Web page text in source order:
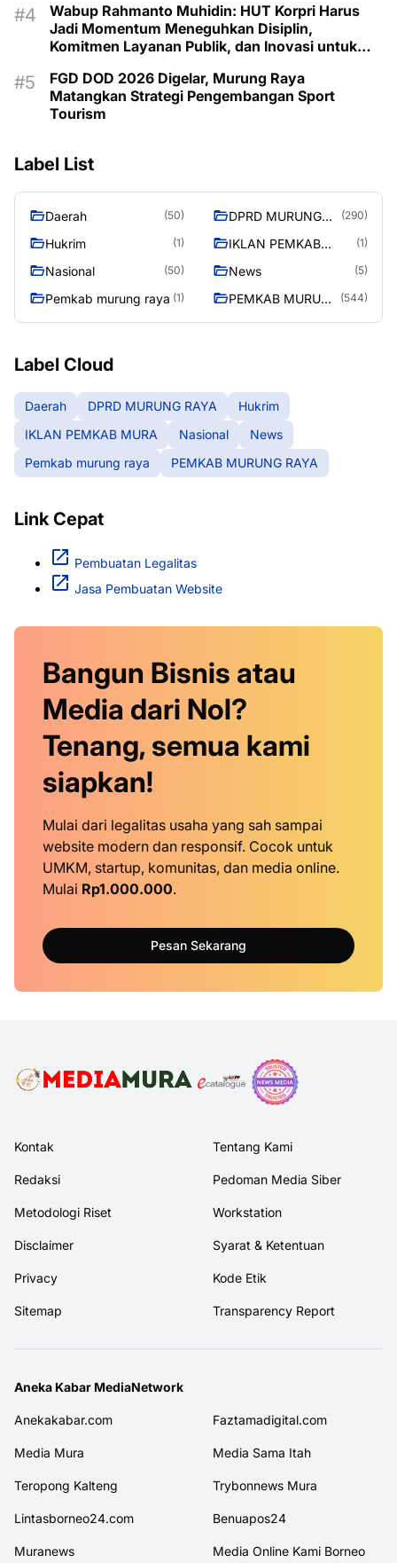
Wabup Rahmanto Muhidin: HUT Korpri Harus
Jadi Momentum Meneguhkan Disiplin,
Komitmen Layanan Publik, dan Inovasi untuk
FGD DOD 2026 Digelar, Murung Raya
Matangkan Strategi Pengembangan Sport
Tourism
Label List
Daerah (50)
DPRD MURUNG
(290)
Hukrim (1)
IKLAN PEMKAB
(1)
Nasional (50) News (5)
Pemkab murung raya (1)
PEMKAB MURUNG
(544)
Label Cloud
Daerah DPRD MURUNG RAYA
Hukrim
IKLAN PEMKAB MURA
Nasional
News
Pemkab murung raya
PEMKAB MURUNG RAYA
Link Cepat
Pembuatan Legalitas
Jasa Pembuatan Website
Bangun Bisnis atau
Media dari Nol?
Tenang, semua kami
siapkan!
Mulai dari legalitas usaha yang sah sampai
website modern dan responsif. Cocok untuk
UMKM, startup, komunitas, dan media online.
Mulai Rp1.000.000.
Pesan Sekarang
Kontak Tentang Kami
Redaksi Pedoman Media Siber
Metodologi Riset Workstation
Disclaimer Syarat & Ketentuan
Privacy Kode Etik
Sitemap Transparency Report
Aneka Kabar MediaNetwork
Anekakabar.com Faztamadigital.com
Media Mura Media Sama Itah
Teropong Kalteng Trybonnews Mura
Lintasborneo24.com Benuapos24
Muranews Media Online Kami Borneo